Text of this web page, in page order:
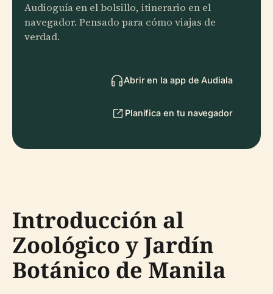
Audioguía en el bolsillo, itinerario en el
navegador. Pensado para cómo viajas de
verdad.
Abrir en la app de Audiala
Planifica en tu navegador
Introducción al
Zoológico y Jardín
Botánico de Manila